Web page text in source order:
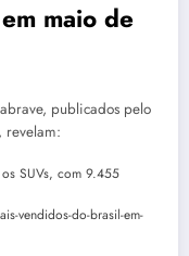
maio de
publicados pelo
revelam:
SUVs, com 9.455
vendidos-do-brasil-em-